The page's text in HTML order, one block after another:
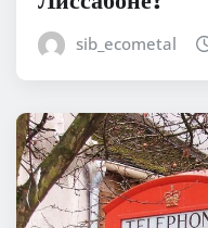
sib_ecometal